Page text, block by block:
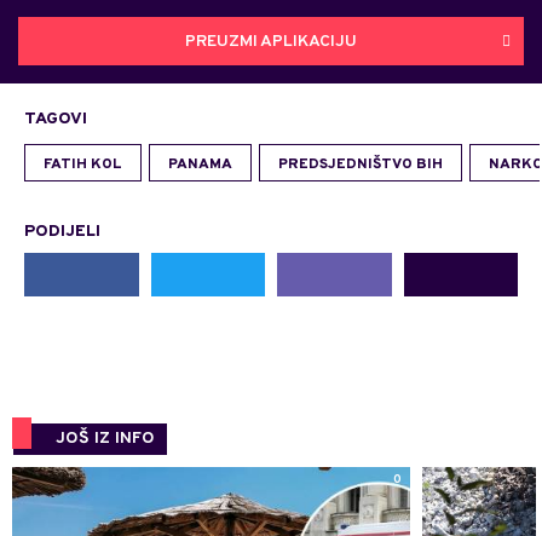
PREUZMI APLIKACIJU
TAGOVI
FATIH KOL PANAMA PREDSJEDNIŠTVO BIH
PODIJELI
JOŠ IZ INFO
0